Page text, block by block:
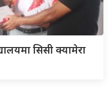
सिसी क्यामेरा